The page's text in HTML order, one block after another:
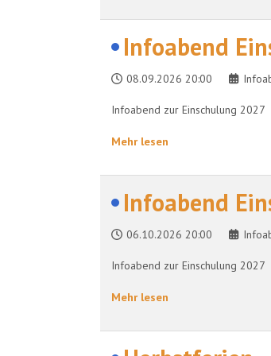
Infoabend
08.09.2026 20:00
Infoabend zur Einschulung 2027
Mehr lesen
Infoabend
06.10.2026 20:00
Infoabend zur Einschulung 2027
Mehr lesen